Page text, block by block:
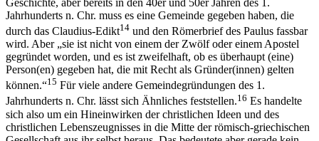
Jahrhunderts n. Chr. muss es eine Gemeinde gegeben haben, die
durch das Claudius-Edikt14 und den Römerbrief des Paulus fassbar
wird. Aber „sie ist nicht von einem der Zwölf oder einem Apostel
gegründet worden, und es ist zweifelhaft, ob es überhaupt (eine)
Person(en) gegeben hat, die mit Recht als Gründer(innen) gelten
können.“15 Für viele andere Gemeindegründungen des 1.
Jahrhunderts n. Chr. lässt sich Ähnliches feststellen.16 Es handelte
sich also um ein Hineinwirken der christlichen Ideen und des
christlichen Lebenszeugnisses in die Mitte der römisch-griechischen